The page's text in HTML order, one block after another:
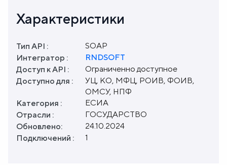
Характеристики
Тип API :
SOAP
Интегратор :
RNDSOFT
Доступ к API :
Ограниченно доступное
Доступно для :
УЦ, КО, МФЦ, РОИВ, ФОИВ,
ОМСУ, НПФ
Категория :
ЕСИА
Отрасли :
ГОСУДАРСТВО
Обновлено:
24.10.2024
Подключений :
1